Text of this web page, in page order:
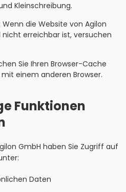
Kleinschreibung.
die Website von Agilon
erreichbar ist, versuchen
Sie Ihren Browser-Cache
einem anderen Browser.
Funktionen
GmbH haben Sie Zugriff auf
Daten